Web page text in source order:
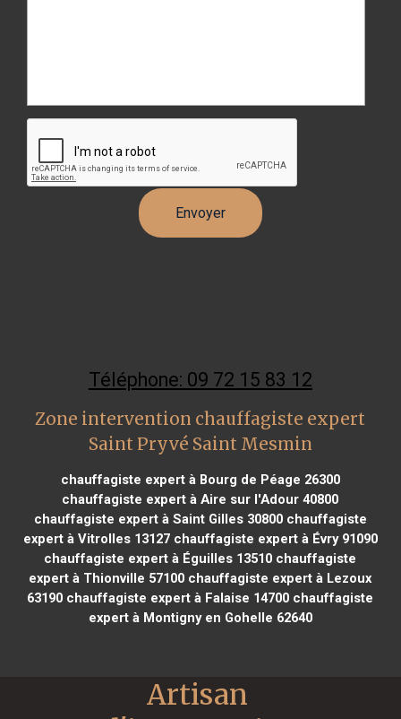
Téléphone: 09 72 15 83 12
Zone intervention chauffagiste expert
Saint Pryvé Saint Mesmin
chauffagiste expert à Bourg de Péage 26300
chauffagiste expert à Aire sur l'Adour 40800
chauffagiste expert à Saint Gilles 30800chauffagiste
expert à Vitrolles 13127chauffagiste expert à Évry 91090
chauffagiste expert à Éguilles 13510 chauffagiste
expert à Thionville 57100 chauffagiste expert à Lezoux
63190 chauffagiste expert à Falaise 14700 chauffagiste
expert à Montigny en Gohelle 62640
Artisan